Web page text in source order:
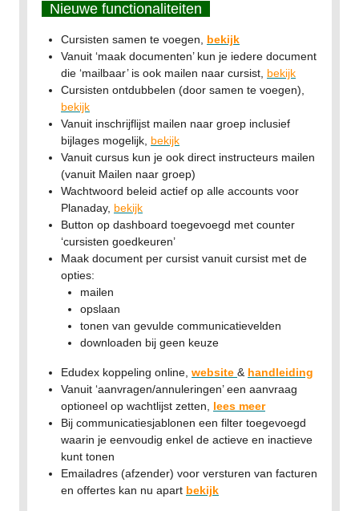
Nieuwe functionaliteiten
Cursisten samen te voegen, bekijk
Vanuit ‘maak documenten’ kun je iedere document
die ‘mailbaar’ is ook mailen naar cursist, bekijk
Cursisten ontdubbelen (door samen te voegen),
bekijk
Vanuit inschrijflijst mailen naar groep inclusief
bijlages mogelijk, bekijk
Vanuit cursus kun je ook direct instructeurs mailen
(vanuit Mailen naar groep)
Wachtwoord beleid actief op alle accounts voor
Planaday, bekijk
Button op dashboard toegevoegd met counter
‘cursisten goedkeuren’
Maak document per cursist vanuit cursist met de
opties:
mailen
opslaan
tonen van gevulde communicatievelden
downloaden bij geen keuze
Edudex koppeling online, website & handleiding
Vanuit ‘aanvragen/annuleringen’ een aanvraag
optioneel op wachtlijst zetten, lees meer
Bij communicatiesjablonen een filter toegevoegd
waarin je eenvoudig enkel de actieve en inactieve
kunt tonen
Emailadres (afzender) voor versturen van facturen
en offertes kan nu apart bekijk